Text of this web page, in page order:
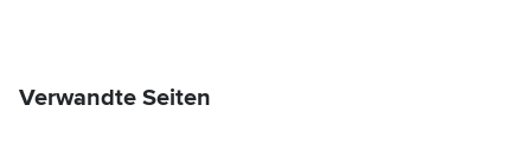
Verwandte Seiten